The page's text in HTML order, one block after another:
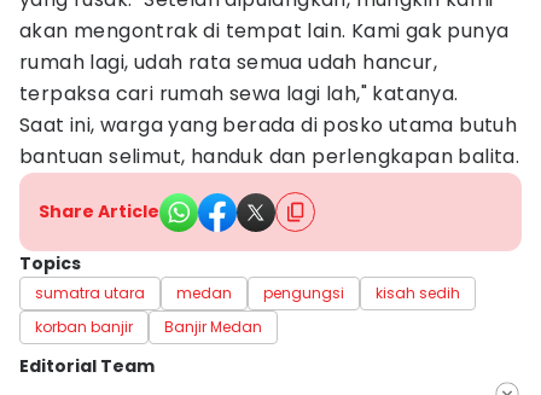
akan mengontrak di tempat lain. Kami gak punya
rumah lagi, udah rata semua udah hancur,
terpaksa cari rumah sewa lagi lah," katanya.
Saat ini, warga yang berada di posko utama butuh
bantuan selimut, handuk dan perlengkapan balita.
Share Article
Topics
sumatra utara medan pengungsi
kisah sedih
korban banjir
Banjir Medan
Editorial Team